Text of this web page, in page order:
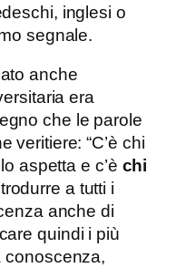
inglesi o
segnale.
anche
era
che le parole
veritiere: “C’è chi
aspetta e c’è chi
a tutti i
anche di
quindi i più
conoscenza,